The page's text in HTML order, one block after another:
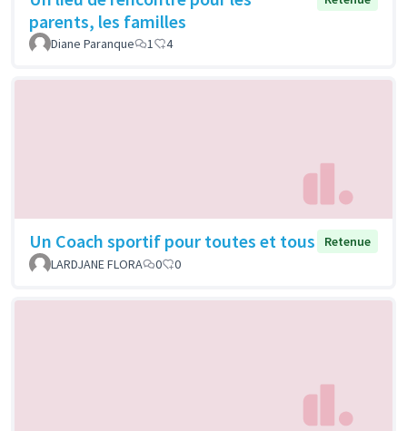
parents, les familles
Diane Paranque 1 4
Un Coach sportif pour toutes et tous
Retenue
LARDJANE FLORA
0 0